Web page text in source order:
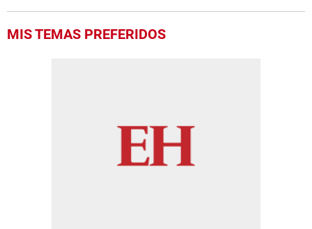
MIS TEMAS PREFERIDOS